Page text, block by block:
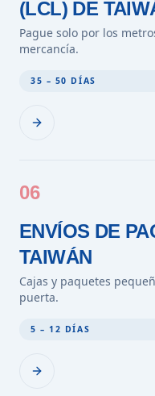
(LCL) DE
Pague solo por los
mercancía.
35 – 50 DÍAS
06
ENVÍOS DE
TAIWÁN
Cajas y paquetes
puerta.
5 – 12 DÍAS